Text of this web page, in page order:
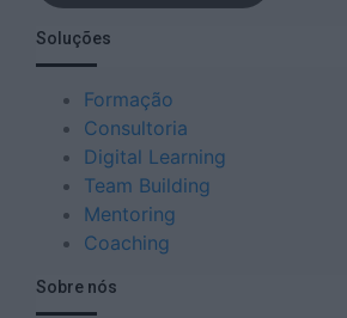
Soluções
Formação
Consultoria
Digital Learning
Team Building
Mentoring
Coaching
Sobre nós